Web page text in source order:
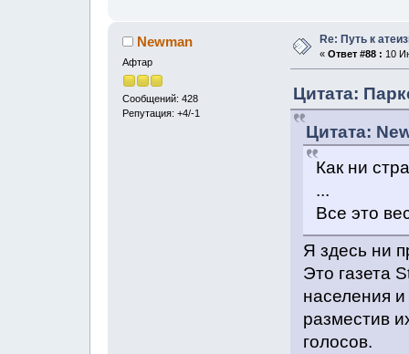
Newman
Афтар
Сообщений: 428
Репутация: +4/-1
Re: Путь к
« Ответ #88 : 10
Цитата:
Цитата:
Как ни
...
Все это
Я здесь ни
Это газета
населения и
разместив
голосов.